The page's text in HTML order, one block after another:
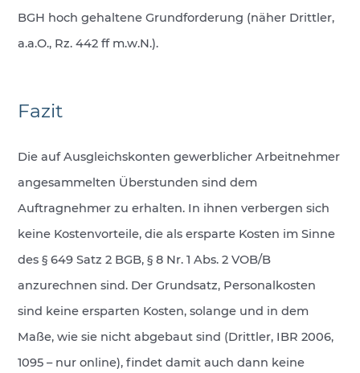
BGH hoch gehaltene Grundforderung (näher Drittler,
a.a.O., Rz. 442 ff m.w.N.).
Fazit
Die auf Ausgleichskonten gewerblicher Arbeitnehmer
angesammelten Überstunden sind dem
Auftragnehmer zu erhalten. In ihnen verbergen sich
keine Kostenvorteile, die als ersparte Kosten im Sinne
des § 649 Satz 2 BGB, § 8 Nr. 1 Abs. 2 VOB/B
anzurechnen sind. Der Grundsatz, Personalkosten
sind keine ersparten Kosten, solange und in dem
Maße, wie sie nicht abgebaut sind (Drittler, IBR 2006,
1095 – nur online), findet damit auch dann keine